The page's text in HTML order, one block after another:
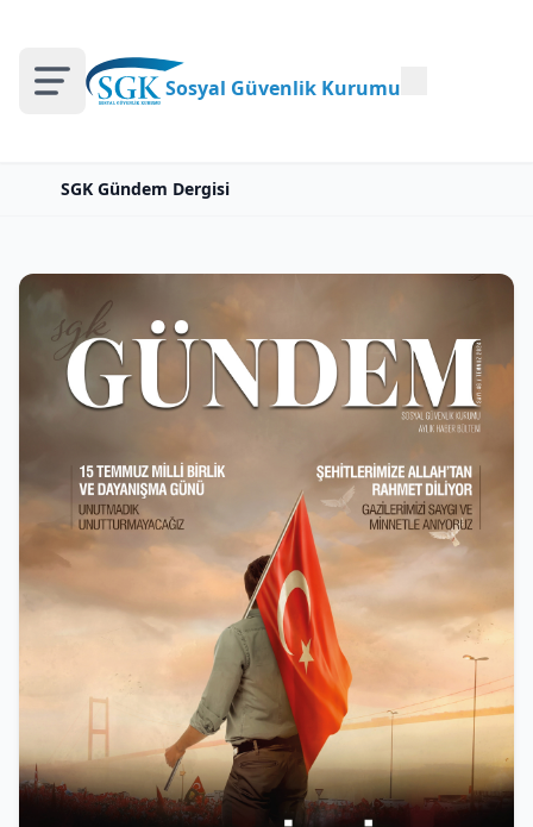
Sosyal Güvenlik Kurumu
SGK Gündem Dergisi